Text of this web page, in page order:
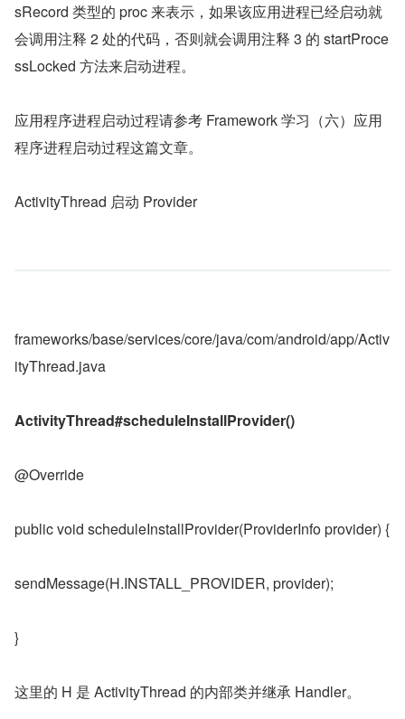
sRecord 类型的 proc 来表示，如果该应用进程已经启动就
会调用注释 2 处的代码，否则就会调用注释 3 的 startProce
ssLocked 方法来启动进程。
应用程序进程启动过程请参考 Framework 学习（六）应用
程序进程启动过程这篇文章。
ActivityThread 启动 Provider
frameworks/base/services/core/java/com/android/app/Activ
ityThread.java
ActivityThread#scheduleInstallProvider()
@Override
public void scheduleInstallProvider(ProviderInfo provider) {
sendMessage(H.INSTALL_PROVIDER, provider);
}
这里的 H 是 ActivityThread 的内部类并继承 Handler。